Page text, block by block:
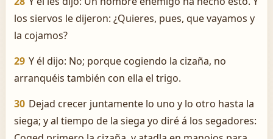
los siervos le dijeron: ¿Quieres, pues, que vayamos y
la cojamos?
29 Y él dijo: No; porque cogiendo la cizaña, no
arranquéis también con ella el trigo.
30 Dejad crecer juntamente lo uno y lo otro hasta la
siega; y al tiempo de la siega yo diré á los segadores: